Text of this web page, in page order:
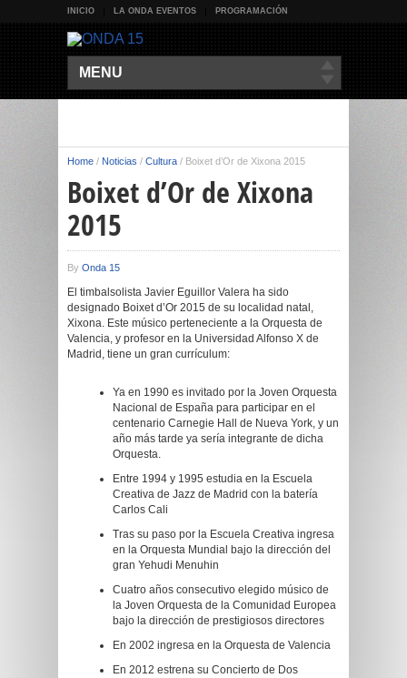
INICIO LA ONDA EVENTOS PROGRAMACIÓN
MENU
Home / Noticias / Cultura / Boixet d’Or de Xixona 2015
Boixet d’Or de Xixona
2015
By Onda 15
El timbalsolista Javier Eguillor Valera ha sido
designado Boixet d’Or 2015 de su localidad natal,
Xixona. Este músico perteneciente a la Orquesta de
Valencia, y profesor en la Universidad Alfonso X de
Madrid, tiene un gran currículum:
Ya en 1990 es invitado por la Joven Orquesta
Nacional de España para participar en el
centenario Carnegie Hall de Nueva York, y un
año más tarde ya sería integrante de dicha
Orquesta.
Entre 1994 y 1995 estudia en la Escuela
Creativa de Jazz de Madrid con la batería
Carlos Cali
Tras su paso por la Escuela Creativa ingresa
en la Orquesta Mundial bajo la dirección del
gran Yehudi Menuhin
Cuatro años consecutivo elegido músico de
la Joven Orquesta de la Comunidad Europea
bajo la dirección de prestigiosos directores
En 2002 ingresa en la Orquesta de Valencia
En 2012 estrena su Concierto de Dos